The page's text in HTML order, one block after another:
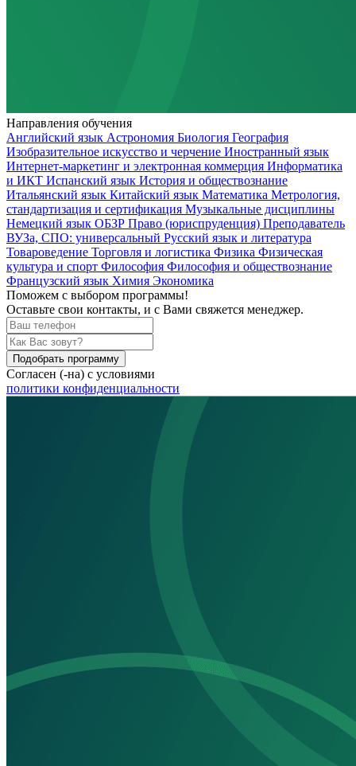
Направления обучения
Английский язык Астрономия Биология География
Изобразительное искусство и черчение Иностранный язык
Интернет-маркетинг и электронная коммерция Информатика
и ИКТ Испанский язык История и обществознание
Итальянский язык Китайский язык Математика Метрология,
стандартизация и сертификация Музыкальные дисциплины
Немецкий язык ОБЗР Право (юриспруденция) Преподаватель
ВУЗа, СПО: универсальный Русский язык и литература
Товароведение Торговля и логистика Физика Физическая
культура и спорт Философия Философия и обществознание
Французский язык Химия Экономика
Поможем с выбором программы!
Оставьте свои контакты, и с Вами свяжется менеджер.
Подобрать программу
Согласен (-на) с условиями
политики конфиденциальности